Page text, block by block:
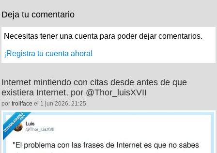
Deja tu comentario
Necesitas tener una cuenta para poder dejar comentarios.
¡Registra tu cuenta ahora!
Internet mintiendo con citas desde antes de que
existiera Internet, por @Thor_luisXVII
por trollface el 1 jun 2026, 21:25